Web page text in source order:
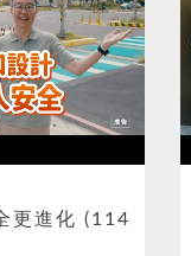
更進化 (114